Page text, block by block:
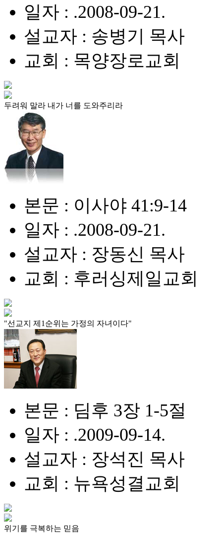
일자 : .2008-09-21.
설교자 : 송병기 목사
교회 : 목양장로교회
두려워 말라 내가 너를 도와주리라
본문 : 이사야 41:9-14
일자 : .2008-09-21.
설교자 : 장동신 목사
교회 : 후러싱제일교회
"선교지 제1순위는 가정의 자녀이다"
본문 : 딤후 3장 1-5절
일자 : .2009-09-14.
설교자 : 장석진 목사
교회 : 뉴욕성결교회
위기를 극복하는 믿음